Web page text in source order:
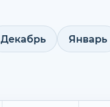
Декабрь Январь